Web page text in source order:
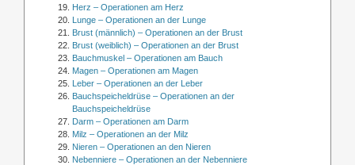
Herz – Operationen am Herz
Lunge – Operationen an der Lunge
Brust (männlich) – Operationen an der Brust
Brust (weiblich) – Operationen an der Brust
Bauchmuskel – Operationen am Bauch
Magen – Operationen am Magen
Leber – Operationen an der Leber
Bauchspeicheldrüse – Operationen an der
Bauchspeicheldrüse
Darm – Operationen am Darm
Milz – Operationen an der Milz
Nieren – Operationen an den Nieren
Nebenniere – Operationen an der Nebenniere